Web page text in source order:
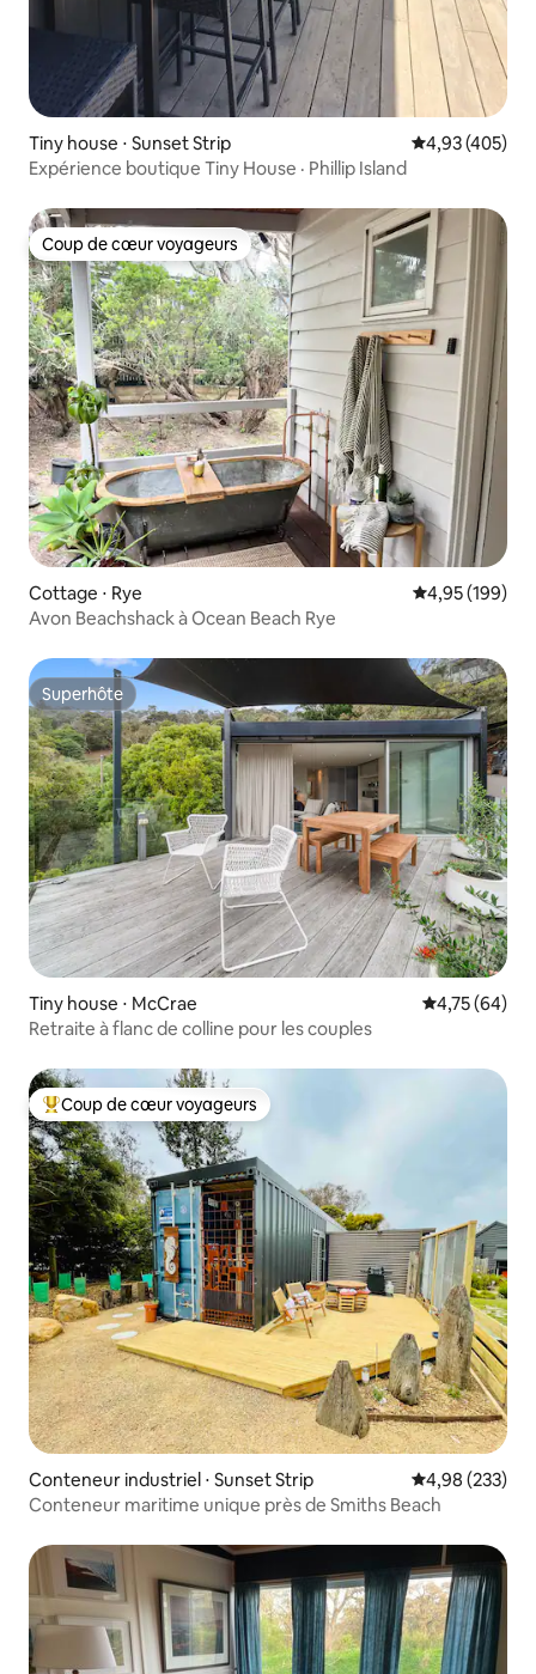
Tiny house ⋅ Sunset Strip Évaluation
4,93 (405)
Expérience boutique Tiny House · Phillip Island
Coup de cœur voyageurs
Coup de cœur voyageurs
Cottage ⋅ Rye Évaluation
4,95 (199)
Avon Beachshack à Ocean Beach Rye
Superhôte
Superhôte
Tiny house ⋅ McCrae Évaluation
4,75 (64)
Retraite à flanc de colline pour les couples
Coups de cœur voyageurs les plus appréciés
Coup de cœur voyageurs
Conteneur industriel ⋅ Sunset Strip Évaluation
4,98 (233)
Conteneur maritime unique près de Smiths Beach